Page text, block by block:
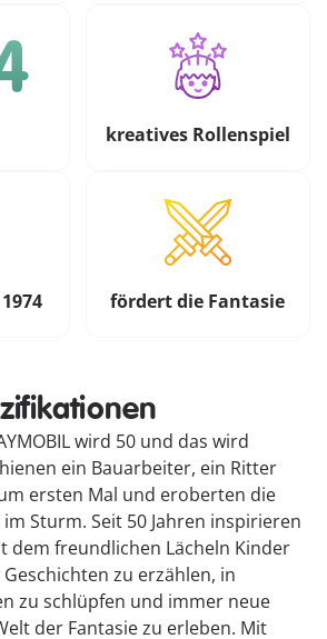
kreatives Rollenspiel
fördert die Fantasie
wird 50 und das wird
ein Bauarbeiter, ein Ritter
ersten Mal und eroberten die
Sturm. Seit 50 Jahren inspirieren
dem freundlichen Lächeln Kinder
zu erzählen, in
zu schlüpfen und immer neue
der Fantasie zu erleben. Mit